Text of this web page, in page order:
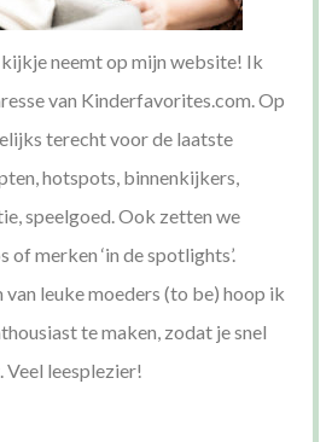
neemt op mijn website! Ik
van Kinderfavorites.com. Op
terecht voor de laatste
hotspots, binnenkijkers,
speelgoed. Ook zetten we
of merken ‘in de spotlights’.
van leuke moeders (to be) hoop ik
te maken, zodat je snel
Veel leesplezier!